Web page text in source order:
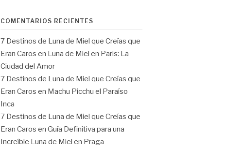
COMENTARIOS RECIENTES
7 Destinos de Luna de Miel que Creías que
Eran Caros en Luna de Miel en Paris: La
Ciudad del Amor
7 Destinos de Luna de Miel que Creías que
Eran Caros en Machu Picchu el Paraíso
Inca
7 Destinos de Luna de Miel que Creías que
Eran Caros en Guía Definitiva para una
Increíble Luna de Miel en Praga